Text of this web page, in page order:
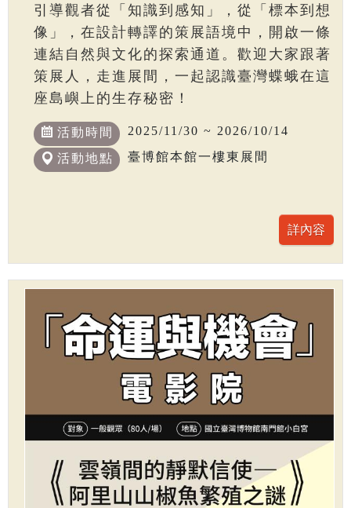
引導觀者從「知識到感知」，從「標本到想
像」，在設計轉譯的策展語境中，開啟一條
連結自然與文化的探索通道。歡迎大家跟著
策展人，走進展間，一起認識臺灣蝶蛾在這
座島嶼上的生存秘密！
活動時間 2025/11/30 ~ 2026/10/14
活動地點 臺博館本館一樓東展間